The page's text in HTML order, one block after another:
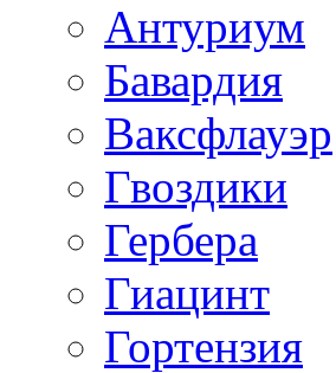
Антуриум
Бавардия
Ваксфлауэр
Гвоздики
Гербера
Гиацинт
Гортензия